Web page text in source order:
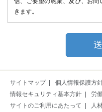
きます。
サイトマップ 個人情報保護方
情報セキュリティ基本方針
労
サイトのご利用にあたって
人